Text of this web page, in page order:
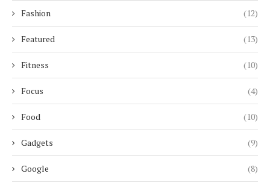
Fashion (12)
Featured (13)
Fitness (10)
Focus (4)
Food (10)
Gadgets (9)
Google (8)